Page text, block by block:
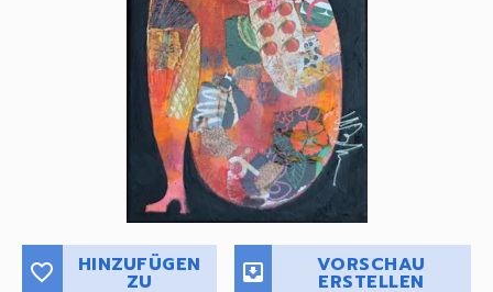
favorite_border HINZUFÜGEN
ZU move_to_inbox VORSCHAU
ERSTELLEN